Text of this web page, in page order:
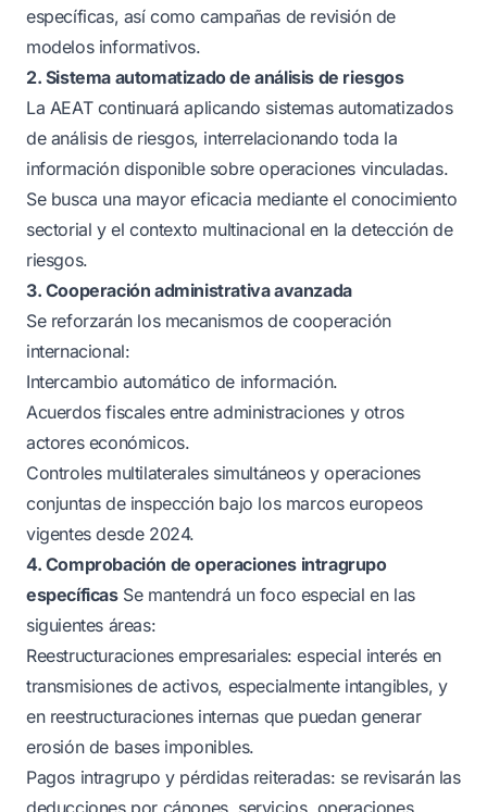
específicas, así como campañas de revisión de
modelos informativos.
2. Sistema automatizado de análisis de riesgos
La AEAT continuará aplicando sistemas automatizados
de análisis de riesgos, interrelacionando toda la
información disponible sobre operaciones vinculadas.
Se busca una mayor eficacia mediante el conocimiento
sectorial y el contexto multinacional en la detección de
riesgos.
3. Cooperación administrativa avanzada
Se reforzarán los mecanismos de cooperación
internacional:
Intercambio automático de información.
Acuerdos fiscales entre administraciones y otros
actores económicos.
Controles multilaterales simultáneos y operaciones
conjuntas de inspección bajo los marcos europeos
vigentes desde 2024.
4. Comprobación de operaciones intragrupo
específicasSe mantendrá un foco especial en las
siguientes áreas:
Reestructuraciones empresariales: especial interés en
transmisiones de activos, especialmente intangibles, y
en reestructuraciones internas que puedan generar
erosión de bases imponibles.
Pagos intragrupo y pérdidas reiteradas: se revisarán las
deducciones por cánones, servicios, operaciones